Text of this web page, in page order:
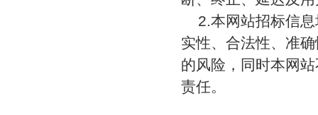
2.本网站招标信
实性、合法性、准
的风险，同时本网
责任。